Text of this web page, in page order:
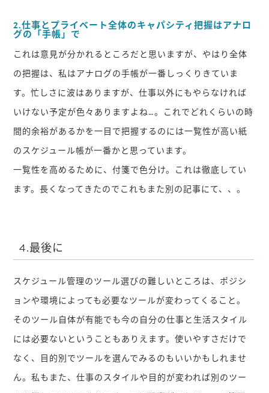
2.仕事とプライベート全体のキャパシティ把握はアナロ
グの「手帳」で
これは意見が分かれるところだと思いますが、やはり全体
の把握は、私はアナログの手帳が一番しっくりきていま
す。忙しさに波はありますが、仕事以外にもやらなければ
いけない予定が色々ありますよね…。これでどれくらいの時
間的余裕があるかを一目で把握するのには一覧性が高い紙
のスケジュール帳が一番かと思っています。
一覧性を高めるために、付箋で色分け。これは徹底してい
ます。長くなってきたのでこれもまた別の記事にて、、。
4.最後に
スケジュール管理のツール選びの難しいところは、ポジシ
ョンや環境によっても必要なツールが変わってくること。
そのツール自体が有能でも今の自分の仕事と生活スタイル
には必要ないということもありえます。使いやすさだけで
なく、目的別でツールを選んでみるのもいいかもしれませ
ん。私もまた、仕事のスタイルや目的が変われば別のツー